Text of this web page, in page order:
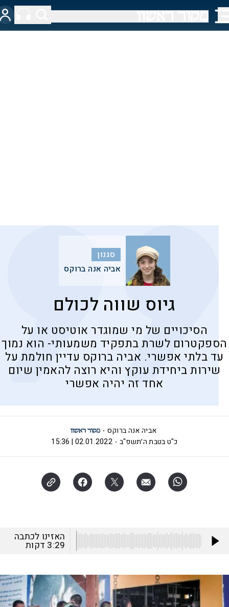
סגנון
אביה אנה ברוקס
גיוס שווה לכולם
הסיכויים של מי שמוגדר אוטיסט או על
הספקטרום לשרת בתפקיד משמעותי- הוא נמוך
עד בלתי אפשרי. אביה ברוקס עדיין חולמת על
שירות ביחידת עוקץ והיא רוצה להאמין שיום
אחד זה יהיה אפשרי
אביה אנה ברוקס
כ"ט בטבת ה׳תשפ"ב
02.01.2022 | 15:36
האזינו לכתבה
3:29 דקות